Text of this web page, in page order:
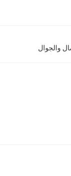
والجوال